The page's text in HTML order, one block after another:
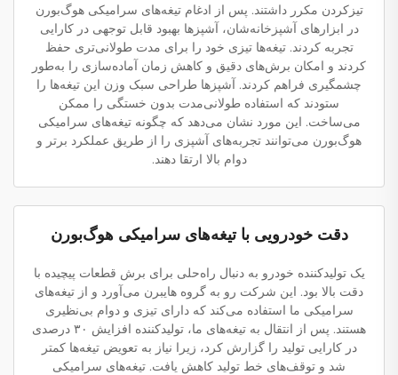
تیزکردن مکرر داشتند. پس از ادغام تیغه‌های سرامیکی هوگ‌بورن
در ابزارهای آشپزخانه‌شان، آشپزها بهبود قابل توجهی در کارایی
تجربه کردند. تیغه‌ها تیزی خود را برای مدت طولانی‌تری حفظ
کردند و امکان برش‌های دقیق و کاهش زمان آماده‌سازی را به‌طور
چشمگیری فراهم کردند. آشپزها طراحی سبک وزن این تیغه‌ها را
ستودند که استفاده طولانی‌مدت بدون خستگی را ممکن
می‌ساخت. این مورد نشان می‌دهد که چگونه تیغه‌های سرامیکی
هوگ‌بورن می‌توانند تجربه‌های آشپزی را از طریق عملکرد برتر و
دوام بالا ارتقا دهند.
دقت خودرویی با تیغه‌های سرامیکی هوگ‌بورن
یک تولیدکننده خودرو به دنبال راه‌حلی برای برش قطعات پیچیده با
دقت بالا بود. این شرکت رو به گروه هایبرن می‌آورد و از تیغه‌های
سرامیکی ما استفاده می‌کند که دارای تیزی و دوام بی‌نظیری
هستند. پس از انتقال به تیغه‌های ما، تولیدکننده افزایش ۳۰ درصدی
در کارایی تولید را گزارش کرد، زیرا نیاز به تعویض تیغه‌ها کمتر
شد و توقف‌های خط تولید کاهش یافت. تیغه‌های سرامیکی